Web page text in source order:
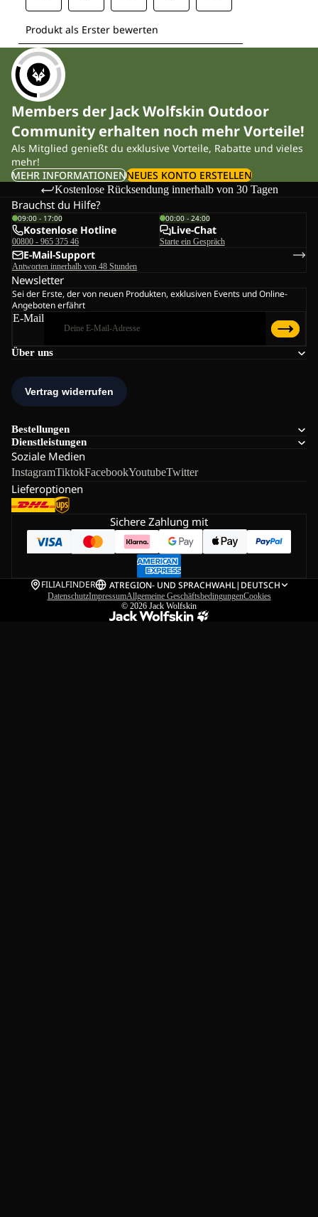
Members der Jack Wolfskin Outdoor
Community erhalten noch mehr Vorteile!
Als Mitglied genießt du exklusive Vorteile, Rabatte und vieles
mehr!
MEHR INFORMATIONENNEUES KONTO ERSTELLEN
Kostenlose Rücksendung innerhalb von 30 Tagen
Über uns
Bestellungen
Dienstleistungen
Soziale Medien
InstagramTiktokFacebookYoutubeTwitter
Lieferoptionen
Brauchst du Hilfe?
09:00 - 17:00
Kostenlose Hotline
00800 - 965 375 46
00:00 - 24:00
Live-Chat
Starte ein Gespräch
E-Mail-Support
Antworten innerhalb von 48 Stunden
Newsletter
Sei der Erste, der von neuen Produkten, exklusiven Events und Online-
Angeboten erfährt
E-Mail
Sichere Zahlung mit
FILIALFINDER ATREGION- UND SPRACHWAHL| DEUTSCH
DatenschutzImpressumAllgemeine GeschäftsbedingungenCookies
© 2026 Jack Wolfskin